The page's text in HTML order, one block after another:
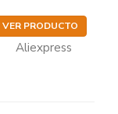
VER PRODUCTO
Aliexpress